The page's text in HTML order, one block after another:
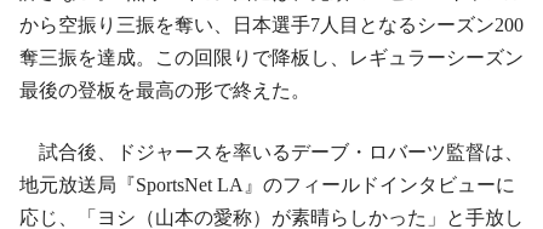
から空振り三振を奪い、日本選手7人目となるシーズン200
奪三振を達成。この回限りで降板し、レギュラーシーズン
最後の登板を最高の形で終えた。
試合後、ドジャースを率いるデーブ・ロバーツ監督は、
地元放送局『SportsNet LA』のフィールドインタビューに
応じ、「ヨシ（山本の愛称）が素晴らしかった」と手放し